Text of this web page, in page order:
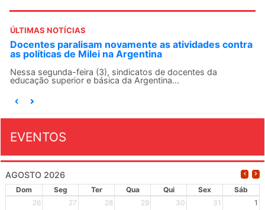
ÚLTIMAS NOTÍCIAS
ANDES-SN convoca docentes para Dia de
Solidariedade Internacionalista com Cuba em 13
O ANDES-SN conclama suas seções sindicais e o
EVENTOS
AGOSTO 2026
Dom Seg Ter Qua Qui Sex
Sáb
26
27 28 29 30 31 1